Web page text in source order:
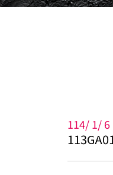
114/1/6